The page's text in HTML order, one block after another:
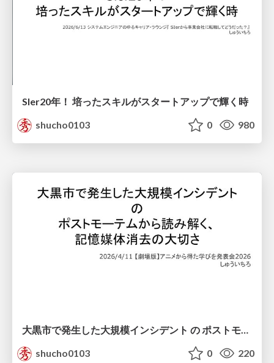
SIer20年！ 培ったスキルがスタートアップで輝く時
shucho0103
0 980
shucho0103
0 220